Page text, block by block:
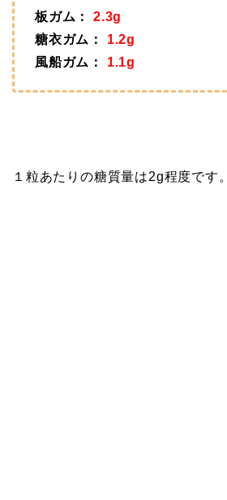
板ガム：
2.3g
糖衣ガム：
1.2g
風船ガム：
1.1g
１粒あたりの糖質量は2g程度です。